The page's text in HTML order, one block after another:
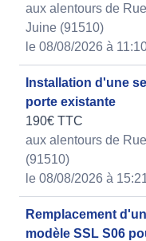
aux alentours de
Juine (91510)
le 08/08/2026 à
Installation d'une
porte existante
190€ TTC
aux alentours de
(91510)
le 08/08/2026 à
Remplacement
modèle SSL S06